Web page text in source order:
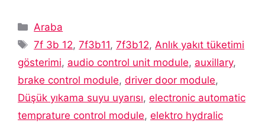
Kategoriler
Araba
Etiketler
7f 3b 12,7f3b11,7f3b12, Anlık yakıt tüketimi
gösterimi, audio control unit module, auxillary,
brake control module, driver door module,
Düşük yıkama suyu uyarısı, electronic automatic
temprature control module, elektro hydralic